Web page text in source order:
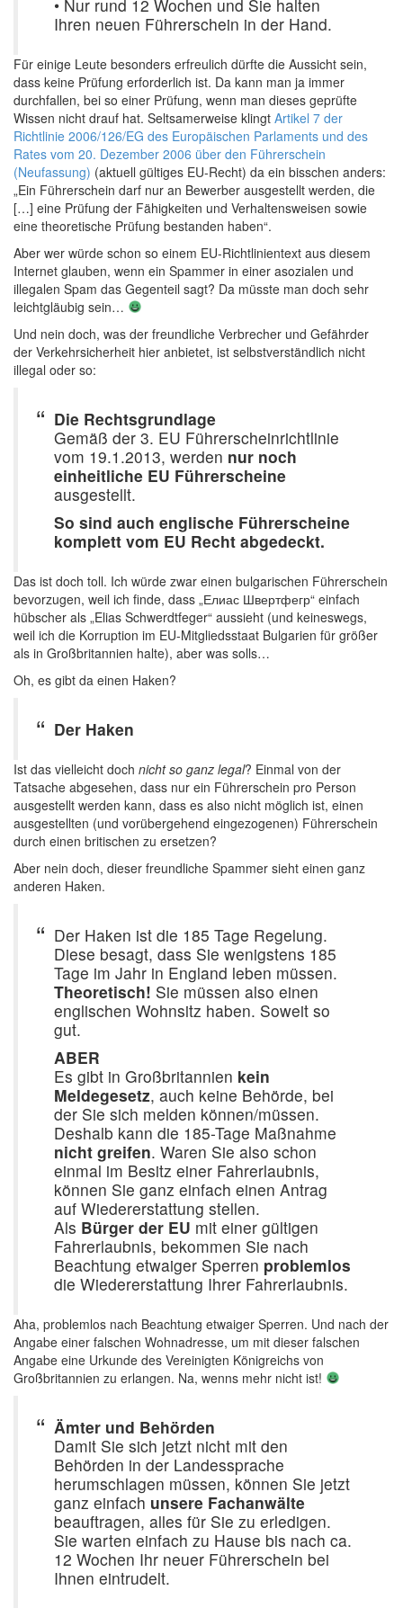
• Nur rund 12 Wochen und Sie halten
Ihren neuen Führerschein in der Hand.
Für einige Leute besonders erfreulich dürfte die Aussicht sein,
dass keine Prüfung erforderlich ist. Da kann man ja immer
durchfallen, bei so einer Prüfung, wenn man dieses geprüfte
Wissen nicht drauf hat. Seltsamerweise klingt Artikel 7 der
Richtlinie 2006/126/EG des Europäischen Parlaments und des
Rates vom 20. Dezember 2006 über den Führerschein
(Neufassung) (aktuell gültiges EU-Recht) da ein bisschen anders:
„Ein Führerschein darf nur an Bewerber ausgestellt werden, die
[…] eine Prüfung der Fähigkeiten und Verhaltensweisen sowie
eine theoretische Prüfung bestanden haben“.
Aber wer würde schon so einem EU-Richtlinientext aus diesem
Internet glauben, wenn ein Spammer in einer asozialen und
illegalen Spam das Gegenteil sagt? Da müsste man doch sehr
leichtgläubig sein…
Und nein doch, was der freundliche Verbrecher und Gefährder
der Verkehrsicherheit hier anbietet, ist selbstverständlich nicht
illegal oder so:
Die Rechtsgrundlage
Gemäß der 3. EU Führerscheinrichtlinie
vom 19.1.2013, werden nur noch
einheitliche EU Führerscheine
ausgestellt.
So sind auch englische Führerscheine
komplett vom EU Recht abgedeckt.
Das ist doch toll. Ich würde zwar einen bulgarischen Führerschein
bevorzugen, weil ich finde, dass „Елиас Швертфегр“ einfach
hübscher als „Elias Schwerdtfeger“ aussieht (und keineswegs,
weil ich die Korruption im EU-Mitgliedsstaat Bulgarien für größer
als in Großbritannien halte), aber was solls…
Oh, es gibt da einen Haken?
Der Haken
Ist das vielleicht doch nicht so ganz legal? Einmal von der
Tatsache abgesehen, dass nur ein Führerschein pro Person
ausgestellt werden kann, dass es also nicht möglich ist, einen
ausgestellten (und vorübergehend eingezogenen) Führerschein
durch einen britischen zu ersetzen?
Aber nein doch, dieser freundliche Spammer sieht einen ganz
anderen Haken.
Der Haken ist die 185 Tage Regelung.
Diese besagt, dass Sie wenigstens 185
Tage im Jahr in England leben müssen.
Theoretisch! Sie müssen also einen
englischen Wohnsitz haben. Soweit so
gut.
ABER
Es gibt in Großbritannien kein
Meldegesetz, auch keine Behörde, bei
der Sie sich melden können/müssen.
Deshalb kann die 185-Tage Maßnahme
nicht greifen. Waren Sie also schon
einmal im Besitz einer Fahrerlaubnis,
können Sie ganz einfach einen Antrag
auf Wiedererstattung stellen.
Als Bürger der EU mit einer gültigen
Fahrerlaubnis, bekommen Sie nach
Beachtung etwaiger Sperren problemlos
die Wiedererstattung Ihrer Fahrerlaubnis.
Aha, problemlos nach Beachtung etwaiger Sperren. Und nach der
Angabe einer falschen Wohnadresse, um mit dieser falschen
Angabe eine Urkunde des Vereinigten Königreichs von
Großbritannien zu erlangen. Na, wenns mehr nicht ist!
Ämter und Behörden
Damit Sie sich jetzt nicht mit den
Behörden in der Landessprache
herumschlagen müssen, können Sie jetzt
ganz einfach unsere Fachanwälte
beauftragen, alles für Sie zu erledigen.
Sie warten einfach zu Hause bis nach ca.
12 Wochen Ihr neuer Führerschein bei
Ihnen eintrudelt.